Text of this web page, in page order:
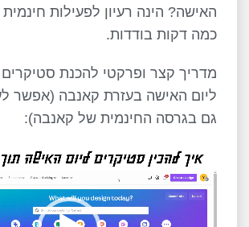
האישה? הינה רעיון לפעילות
כמה דקות בודדות.
מדריך קצר ופרקטי להכנת
ליום האישה בעזרת קאנבה (אפשר
גם בגרסה החינמית של קאנבה):
נגן
וידאו